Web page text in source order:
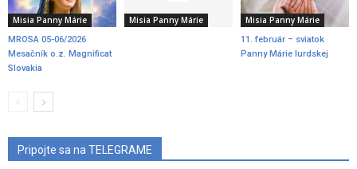
Misia Panny Márie
MROSA 05-06/2026
Mesačník o.z. Magnificat
Slovakia
Misia Panny Márie Misia Panny Márie
11. február – sviatok
Panny Márie lurdskej
Pripojte sa na TELEGRAME